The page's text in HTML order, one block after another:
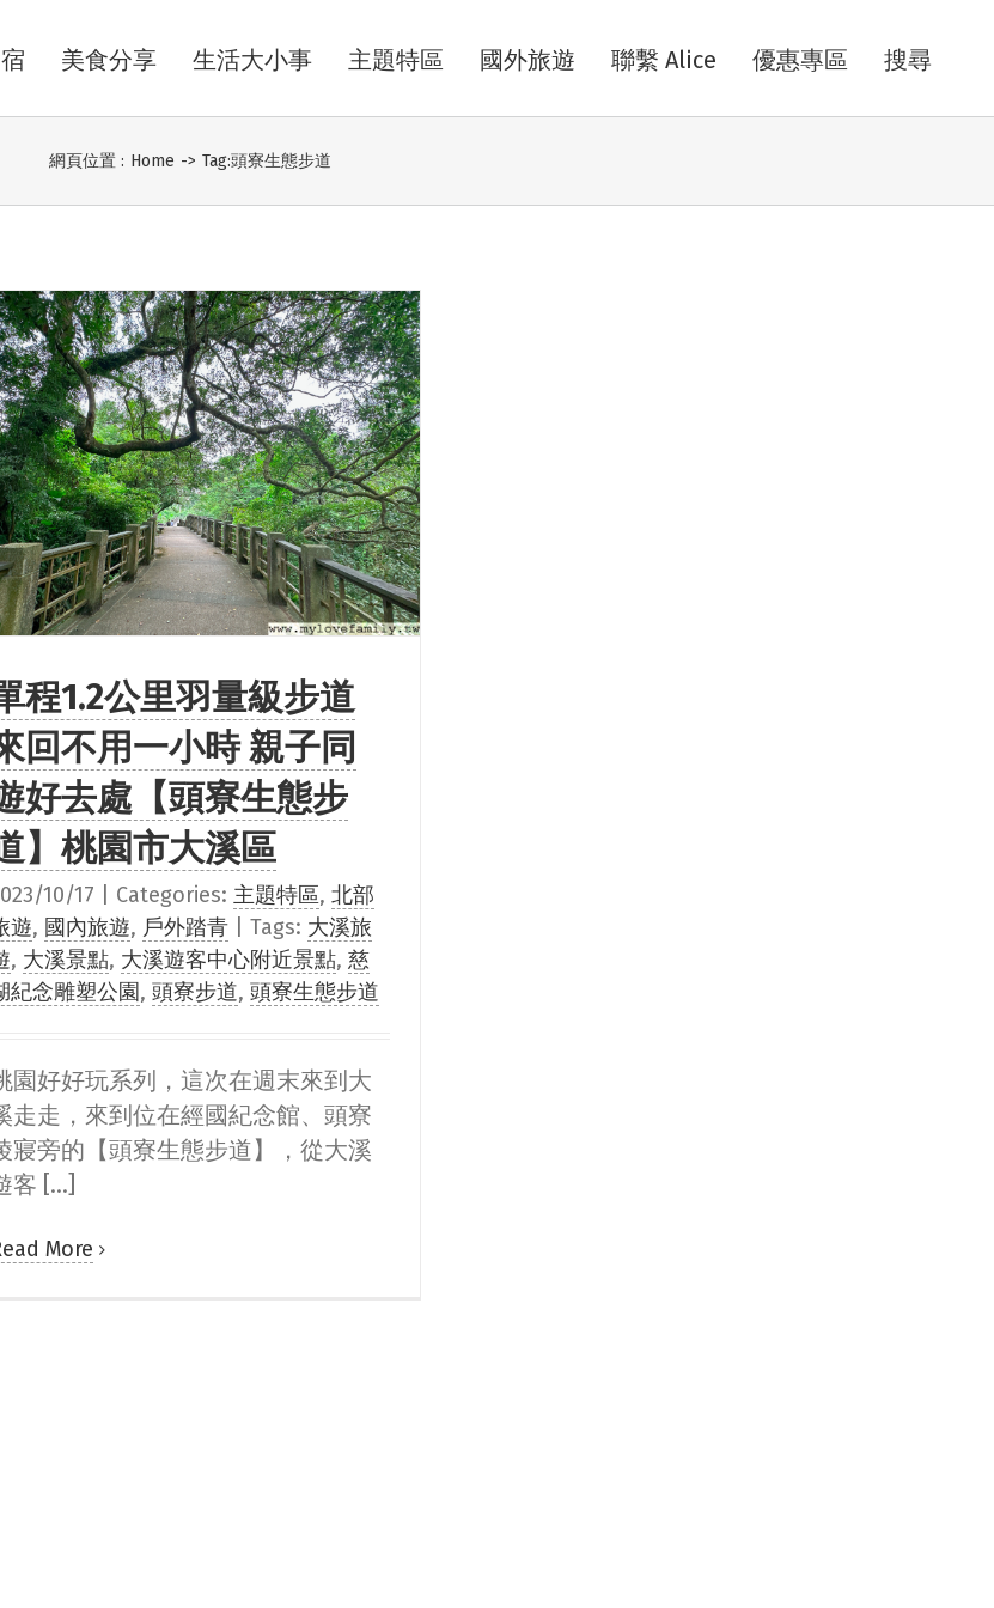
美食分享 生活大小事 主題特區 國外旅遊 聯繫 Alice 優惠專區 搜尋
網頁位置 : Home -> Tag:頭寮生態步道
程1.2公里羽量級步道
回不用一小時 親子同
好去處【頭寮生態步
】桃園市大溪區
10/17 Categories: 主題特區, 北部
遊, 國內旅遊, 戶外踏青 Tags: 大溪旅
, 大溪景點, 大溪遊客中心附近景點, 慈
紀念雕塑公園, 頭寮步道, 頭寮生態步道
園好好玩系列，這次在週末來到大
走走，來到位在經國紀念館、頭寮
寢旁的【頭寮生態步道】，從大溪
客 [...]
More